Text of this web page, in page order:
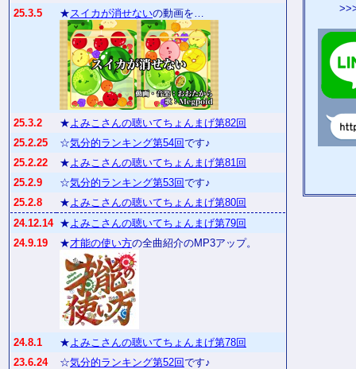
25.3.5
★スイカが消せないの動画を…
25.3.2 ★よみこさんの聴いてちょんまげ第82回
25.2.25
☆気分的ランキング第54回です♪
25.2.22
★よみこさんの聴いてちょんまげ第81回
25.2.9
☆気分的ランキング第53回です♪
25.2.8
★よみこさんの聴いてちょんまげ第80回
24.12.14 ★よみこさんの聴いてちょんまげ第79回
24.9.19
★才能の使い方の全曲紹介のMP3アップ。
24.8.1 ★よみこさんの聴いてちょんまげ第78回
23.6.24
☆気分的ランキング第52回です♪